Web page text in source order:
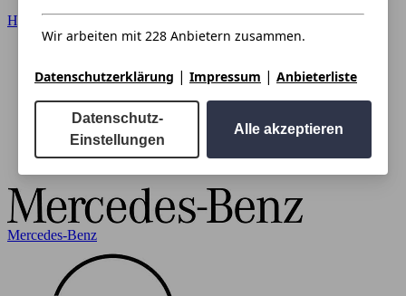
Hyundai
Mercedes-Benz
Wir arbeiten mit 228 Anbietern zusammen.
Datenschutzerklärung | Impressum | Anbieterliste
Datenschutz-
Einstellungen
Alle akzeptieren